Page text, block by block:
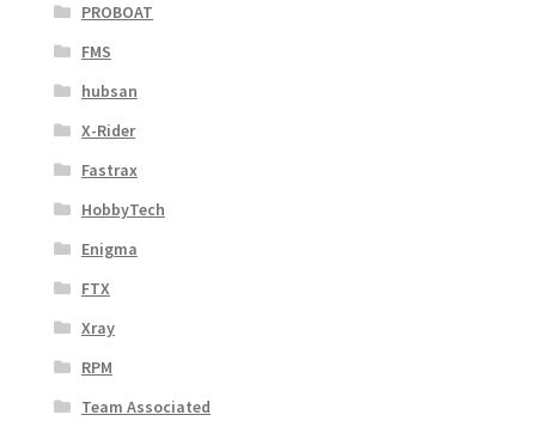
PROBOAT
FMS
hubsan
X-Rider
Fastrax
HobbyTech
Enigma
FTX
Xray
RPM
Team Associated